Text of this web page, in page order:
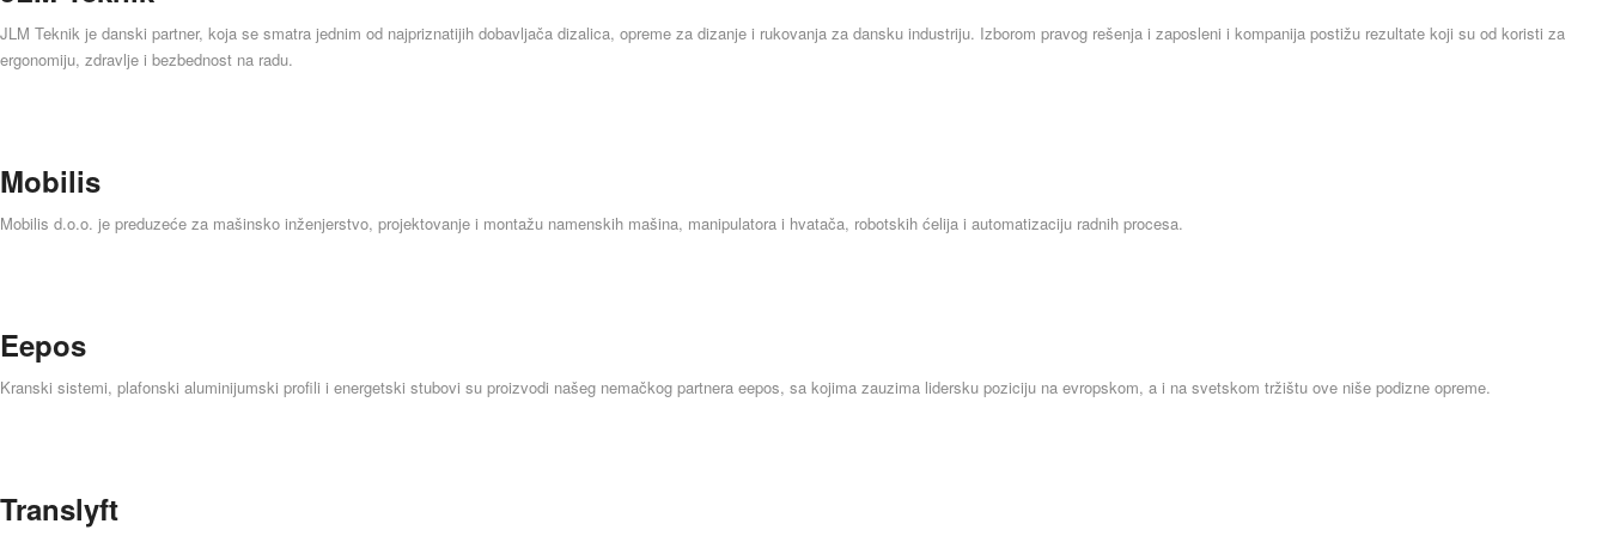
JLM Teknik je danski partner, koja se smatra jednim od najpriznatijih dobavljača dizalica, opreme za dizanje i rukovanja za dansku industriju. Izborom pravog rešenja i zaposleni i kompanija postižu rezultate koji su od koristi za
ergonomiju, zdravlje i bezbednost na radu.
Mobilis
Mobilis d.o.o. je preduzeće za mašinsko inženjerstvo, projektovanje i montažu namenskih mašina, manipulatora i hvatača, robotskih ćelija i automatizaciju radnih procesa.
Eepos
Kranski sistemi, plafonski aluminijumski profili i energetski stubovi su proizvodi našeg nemačkog partnera eepos, sa kojima zauzima lidersku poziciju na evropskom, a i na svetskom tržištu ove niše podizne opreme.
Translyft